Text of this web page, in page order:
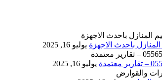
يوليو 16, 2025
يوليو 16, 2025